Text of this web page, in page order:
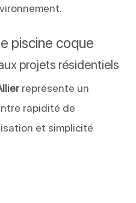
piscine coque
projets résidentiels
représente un
rapidité de
et simplicité